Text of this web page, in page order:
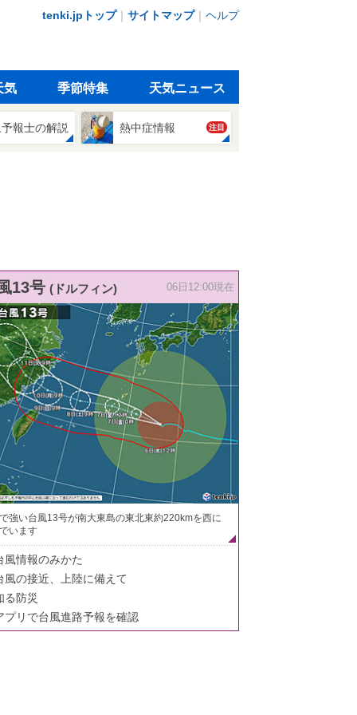
tenki.jpトップ｜ サイトマップ｜ ヘルプ
気 季節特集 天気ニュース
報士の解説 熱中症情報 注目
13号 (ドルフィン) 06日12:00現在
強い台風13号が南大東島の東北東約220kmを西に
います
風情報のみかた
風の接近、上陸に備えて
る防災
プリで台風進路予報を確認